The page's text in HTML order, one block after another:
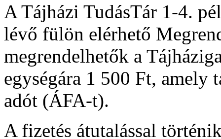
A Tájházi TudásTár 1-4.
lévő fülön elérhető
megrendelhetők a
egységára 1 500 Ft, amely
adót (ÁFA-t).
A fizetés átutalással